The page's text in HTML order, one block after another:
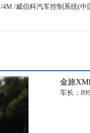
/威伯科汽车控制系统(
金旅
车长：